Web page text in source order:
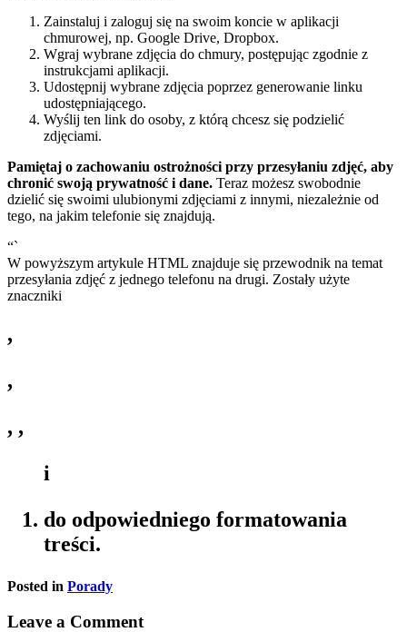
Zainstaluj i zaloguj się na swoim koncie w aplikacji
chmurowej, np. Google Drive, Dropbox.
Wgraj wybrane zdjęcia do chmury, postępując zgodnie z
instrukcjami aplikacji.
Udostępnij wybrane zdjęcia poprzez generowanie linku
udostępniającego.
Wyślij ten link do osoby, z którą chcesz się podzielić
zdjęciami.
Pamiętaj o zachowaniu ostrożności przy przesyłaniu zdjęć, aby
chronić swoją prywatność i dane. Teraz możesz swobodnie
dzielić się swoimi ulubionymi zdjęciami z innymi, niezależnie od
tego, na jakim telefonie się znajdują.
“`
W powyższym artykule HTML znajduje się przewodnik na temat
przesyłania zdjęć z jednego telefonu na drugi. Zostały użyte
znaczniki
,
,
, ,
i
do odpowiedniego formatowania
treści.
Posted in Porady
Leave a Comment